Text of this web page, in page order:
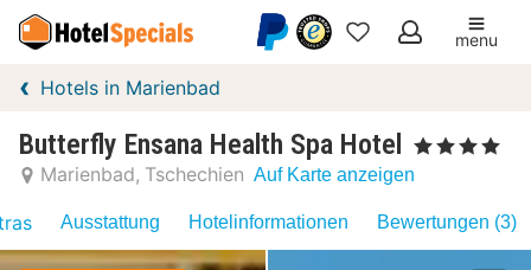
Meine
menu
Hotels in Marienbad
Butterfly Ensana Health Spa Hotel , 4 Sterne
Marienbad Tschechien Auf Karte anzeigen
Ausstattung Hotelinformationen Bewertungen (3)